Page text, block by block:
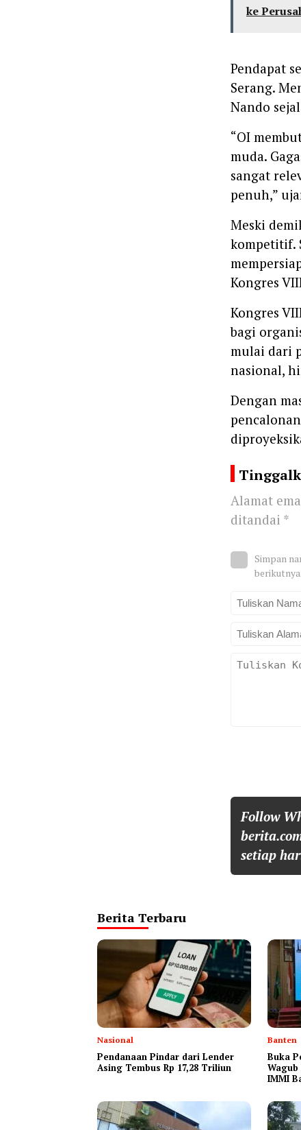
ke
Pendapat
Serang.
Nando
“OI
muda.
sangat
penuh,”
Meski
kompetitif.
Kongres
Kongres
bagi
mulai dari
nasional,
Dengan
Alamat
ditandai *
Simpan
berikutnya.
Follow
setiap
Berita Terbaru
Nasional
Pendanaan Pindar dari Lender
Asing Tembus Rp 17,28 Triliun
Banten
Buka
IMMI